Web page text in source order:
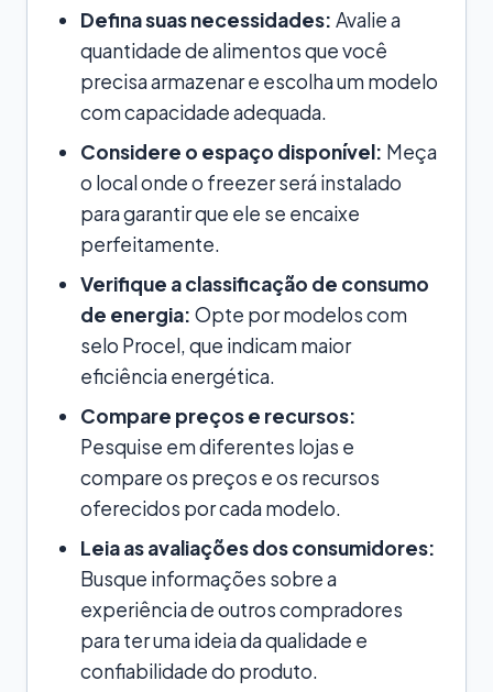
Defina suas necessidades: Avalie a
quantidade de alimentos que você
precisa armazenar e escolha um modelo
com capacidade adequada.
Considere o espaço disponível: Meça
o local onde o freezer será instalado
para garantir que ele se encaixe
perfeitamente.
Verifique a classificação de consumo
de energia: Opte por modelos com
selo Procel, que indicam maior
eficiência energética.
Compare preços e recursos:
Pesquise em diferentes lojas e
compare os preços e os recursos
oferecidos por cada modelo.
Leia as avaliações dos consumidores:
Busque informações sobre a
experiência de outros compradores
para ter uma ideia da qualidade e
confiabilidade do produto.